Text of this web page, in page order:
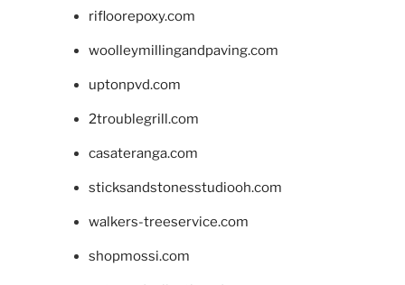
rifloorepoxy.com
woolleymillingandpaving.com
uptonpvd.com
2troublegrill.com
casateranga.com
sticksandstonesstudiooh.com
walkers-treeservice.com
shopmossi.com